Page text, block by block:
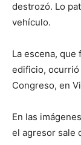
destrozó. Lo
vehículo.
La escena,
edificio, ocurrió
Congreso, en
En las
el agresor sale